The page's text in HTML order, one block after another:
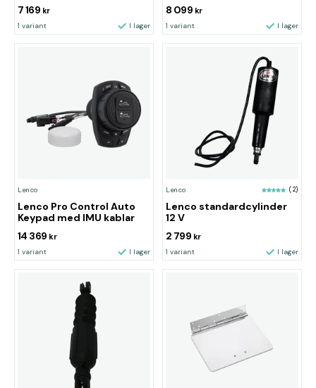
7 169 kr
1 variant I lager
8 099 kr
1 variant I lager
Lenco
Lenco Pro Control Auto
Keypad med IMU kablar
14 369 kr
1 variant I lager
Lenco (2)
Lenco standardcylinder
12 V
2 799 kr
1 variant I lager